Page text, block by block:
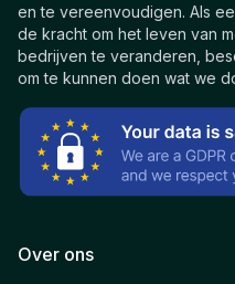
en te vereenvoudigen. Als
de kracht om het leven van
bedrijven te veranderen,
om te kunnen doen wat we
Over ons